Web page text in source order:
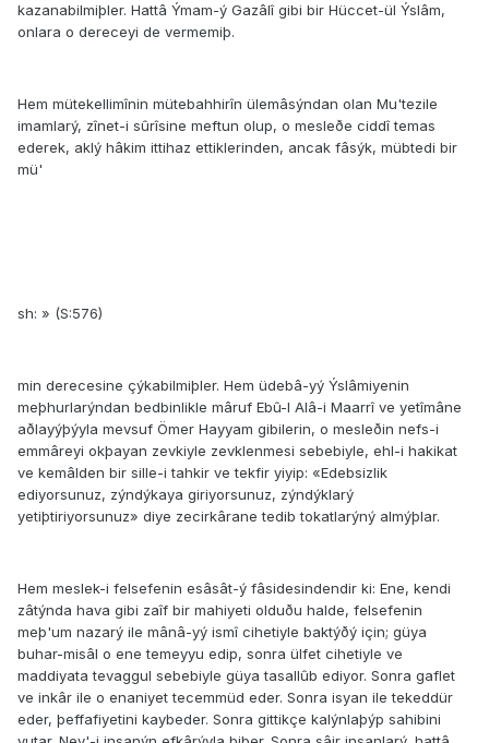
kazanabilmiþler. Hattâ Ýmam-ý Gazâlî gibi bir Hüccet-ül Ýslâm,
onlara o dereceyi de vermemiþ.
Hem mütekellimînin mütebahhirîn ülemâsýndan olan Mu'tezile
imamlarý, zînet-i sûrîsine meftun olup, o mesleðe ciddî temas
ederek, aklý hâkim ittihaz ettiklerinden, ancak fâsýk, mübtedi bir
mü'
sh: » (S:576)
min derecesine çýkabilmiþler. Hem üdebâ-yý Ýslâmiyenin
meþhurlarýndan bedbinlikle mâruf Ebû-l Alâ-i Maarrî ve yetîmâne
aðlayýþýyla mevsuf Ömer Hayyam gibilerin, o mesleðin nefs-i
emmâreyi okþayan zevkiyle zevklenmesi sebebiyle, ehl-i hakikat
ve kemâlden bir sille-i tahkir ve tekfir yiyip: «Edebsizlik
ediyorsunuz, zýndýkaya giriyorsunuz, zýndýklarý
yetiþtiriyorsunuz» diye zecirkârane tedib tokatlarýný almýþlar.
Hem meslek-i felsefenin esâsât-ý fâsidesindendir ki: Ene, kendi
zâtýnda hava gibi zaîf bir mahiyeti olduðu halde, felsefenin
meþ'um nazarý ile mânâ-yý ismî cihetiyle baktýðý için; güya
buhar-misâl o ene temeyyu edip, sonra ülfet cihetiyle ve
maddiyata tevaggul sebebiyle güya tasallûb ediyor. Sonra gaflet
ve inkâr ile o enaniyet tecemmüd eder. Sonra isyan ile tekeddür
eder, þeffafiyetini kaybeder. Sonra gittikçe kalýnlaþýp sahibini